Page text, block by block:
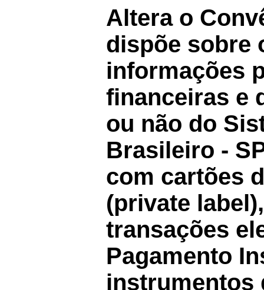
Altera o
dispõe sobre
informações
financeiras e
ou não do
Brasileiro -
com cartões
(private
transações
Pagamento
instrumentos